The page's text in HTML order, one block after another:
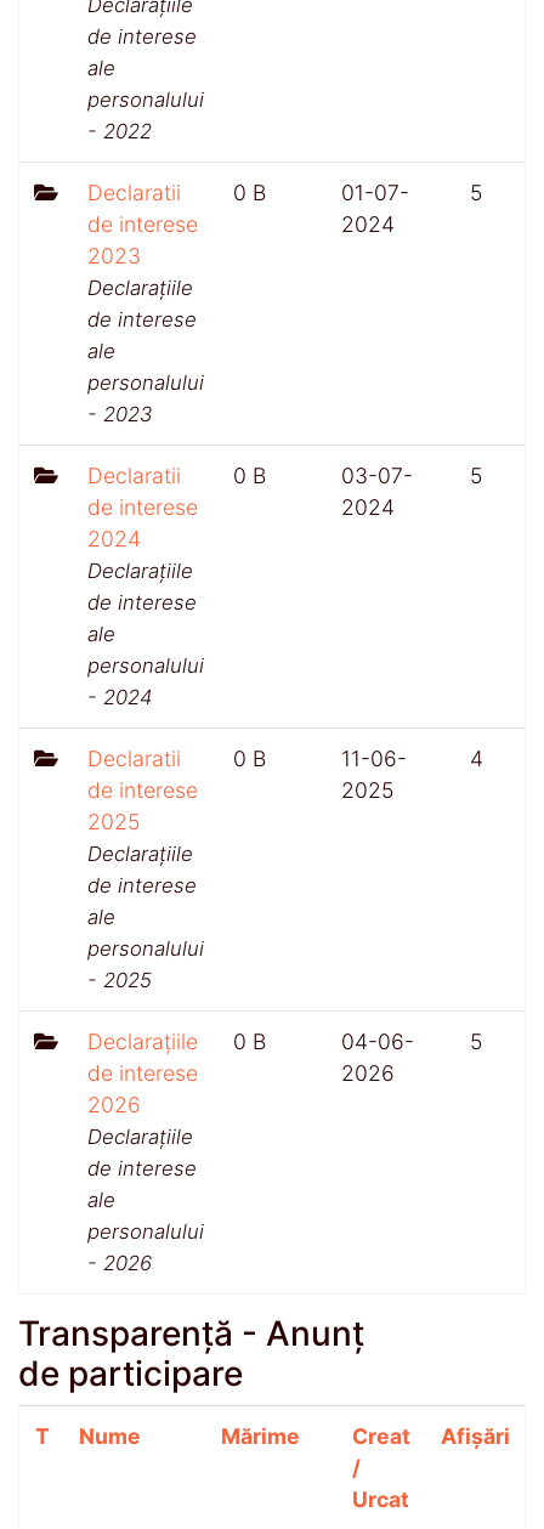
de interese
ale
personalului
- 2022
Declaratii
de interese
2023
Declarațiile
de interese
ale
personalului
- 2023
0 B
01-07-
2024
5
Declaratii
de interese
2024
Declarațiile
de interese
ale
personalului
- 2024
0 B
03-07-
2024
5
Declaratii
de interese
2025
Declarațiile
de interese
ale
personalului
- 2025
0 B
11-06-
2025
4
Declarațiile
de interese
2026
Declarațiile
de interese
ale
personalului
- 2026
0 B
04-06-
2026
5
Transparență - Anunț
de participare
T Nume Mărime
Creat
/
Urcat
Afișări